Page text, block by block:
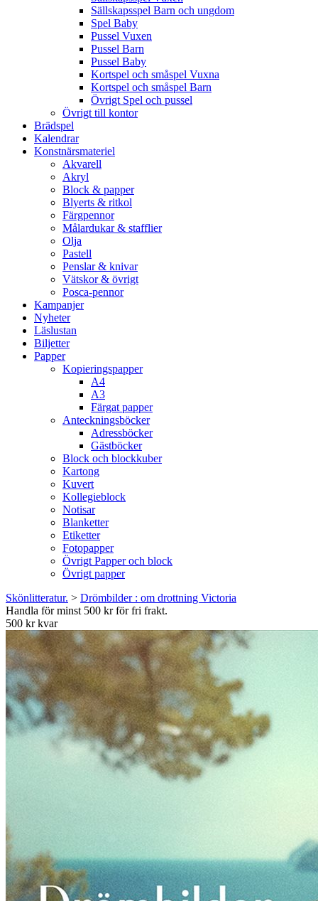
Sällskapsspel Barn och ungdom
Spel Baby
Pussel Vuxen
Pussel Barn
Pussel Baby
Kortspel och småspel Vuxna
Kortspel och småspel Barn
Övrigt Spel och pussel
Övrigt till kontor
Brädspel
Kalendrar
Konstnärsmateriel
Akvarell
Akryl
Block & papper
Blyerts & ritkol
Färgpennor
Målardukar & stafflier
Olja
Pastell
Penslar & knivar
Vätskor & övrigt
Posca-pennor
Kampanjer
Nyheter
Läslustan
Biljetter
Papper
Kopieringspapper
A4
A3
Färgat papper
Anteckningsböcker
Adressböcker
Gästböcker
Block och blockkuber
Kartong
Kuvert
Kollegieblock
Notisar
Blanketter
Etiketter
Fotopapper
Övrigt Papper och block
Övrigt papper
Skönlitteratur. > Drömbilder : om drottning Victoria
Handla för minst 500 kr för fri frakt.
500 kr kvar